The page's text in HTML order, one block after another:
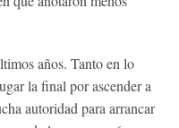
años. Tanto en lo
la final por ascender a
autoridad para arrancar